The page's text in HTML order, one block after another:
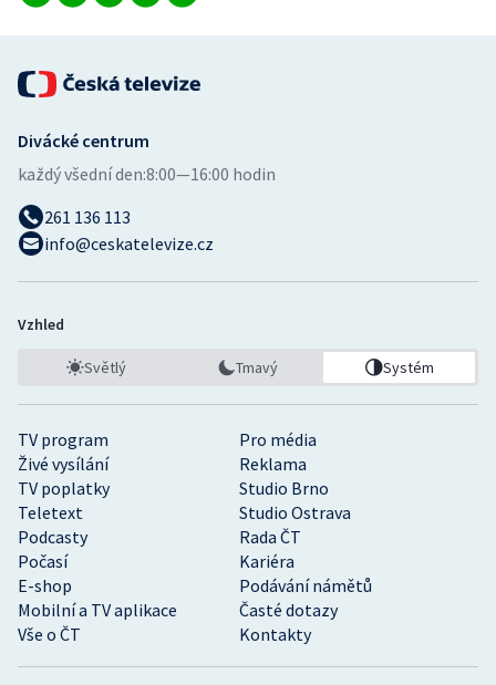
TV program
Pro média
Živé vysílání
Reklama
TV poplatky
Studio Brno
Teletext
Studio Ostrava
Podcasty
Rada ČT
Počasí
Kariéra
E-shop
Podávání námětů
Mobilní a TV aplikace
Časté dotazy
Vše o ČT
Kontakty
Divácké centrum
každý všední den:8:00—16:00 hodin
261 136 113
info@ceskatelevize.cz
Vzhled
Světlý Tmavý Systém